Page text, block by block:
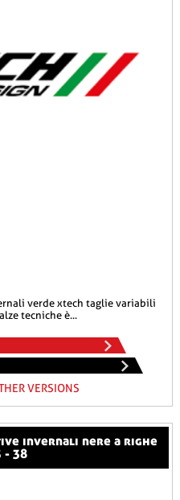
tecniche è...
VERSIONS
38